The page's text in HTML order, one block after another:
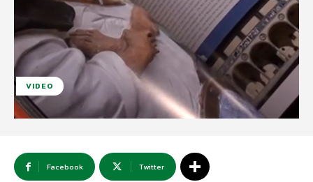
VIDEO
Facebook Twitter